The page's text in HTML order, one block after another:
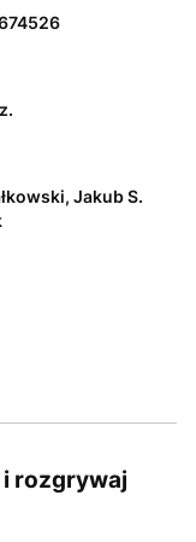
Jakub S.
i rozgrywaj